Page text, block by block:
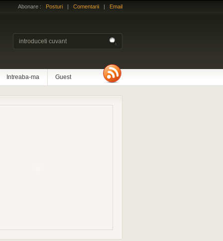
Abonare : Posturi | Comentarii | Email
Intreaba-ma Guest